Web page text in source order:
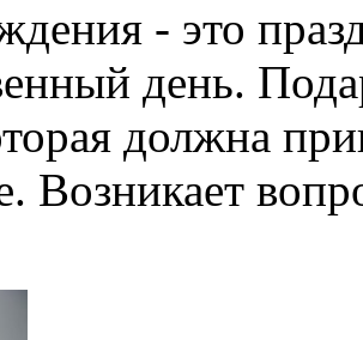
- это
день.
должна
Возникает